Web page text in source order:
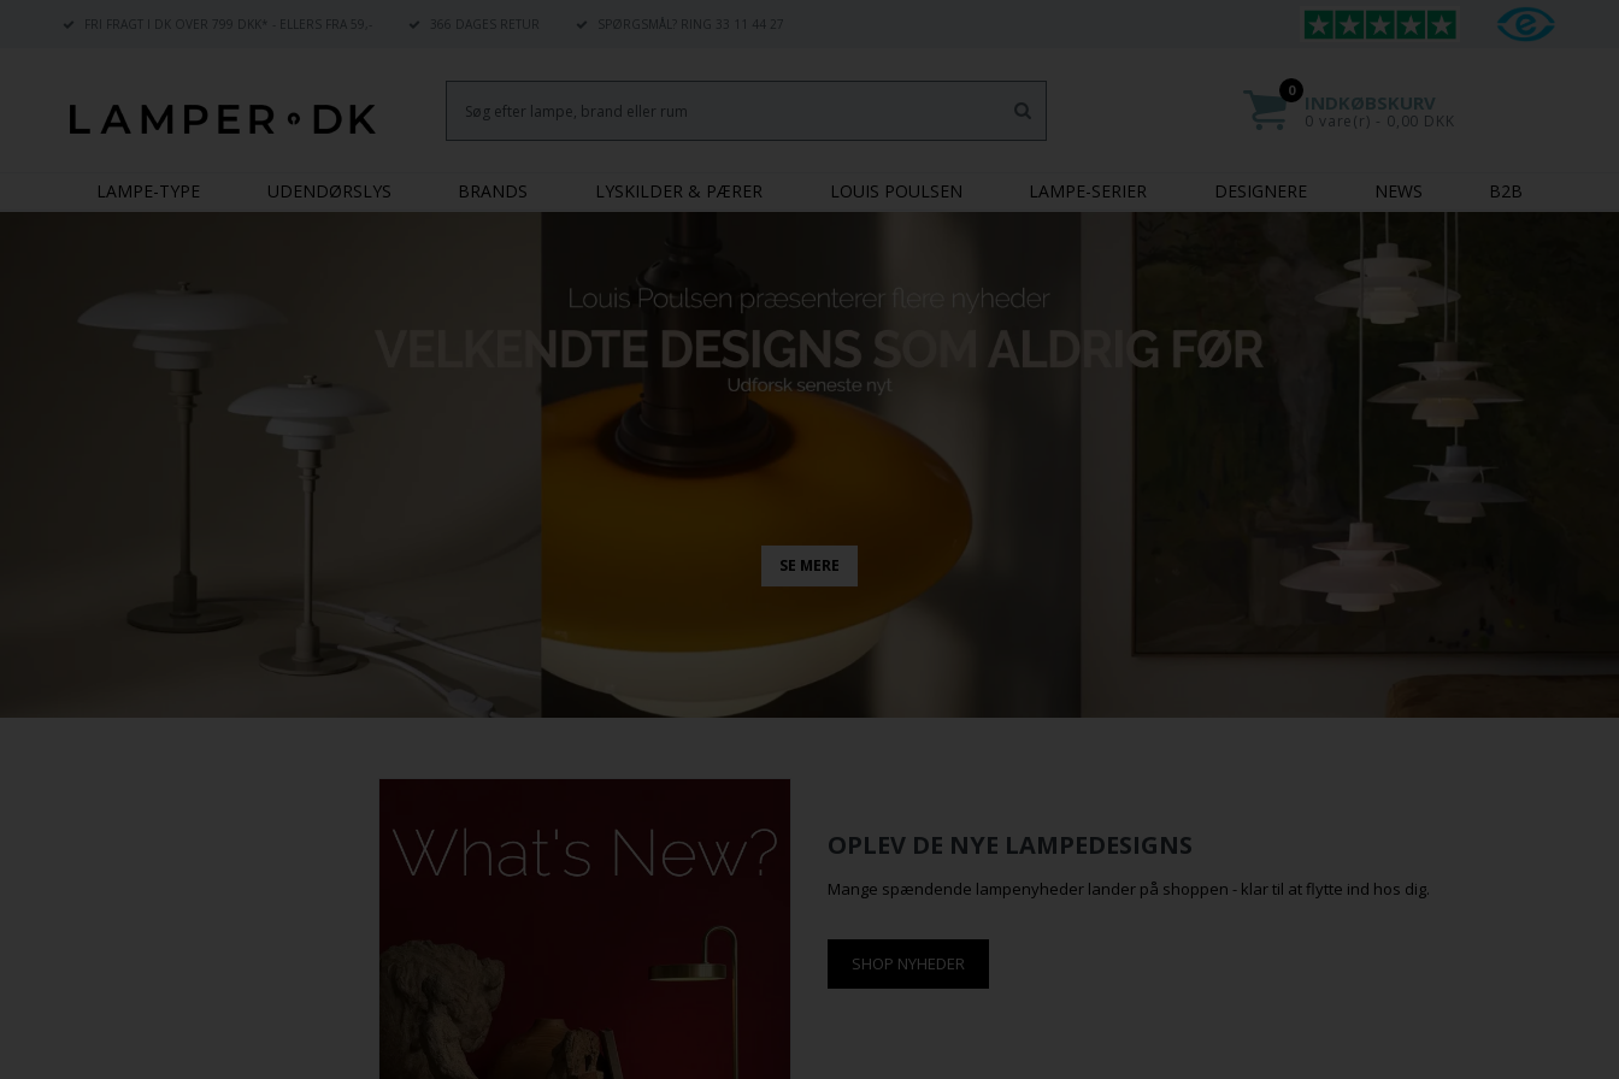
FRI FRAGT I DK OVER 799 DKK* - ELLERS FRA 59,- 366 DAGES RETUR SPØRGSMÅL? RING 33 11 44 27
0
INDKØBSKURV
0 vare(r) - 0,00 DKK
LAMPE-TYPE UDENDØRSLYS BRANDS LYSKILDER & PÆRER LOUIS POULSEN LAMPE-SERIER DESIGNERE NEWS B2B
SE MERE
OPLEV DE NYE LAMPEDESIGNS
Mange spændende lampenyheder lander på shoppen - klar til at flytte ind hos dig.
SHOP NYHEDER